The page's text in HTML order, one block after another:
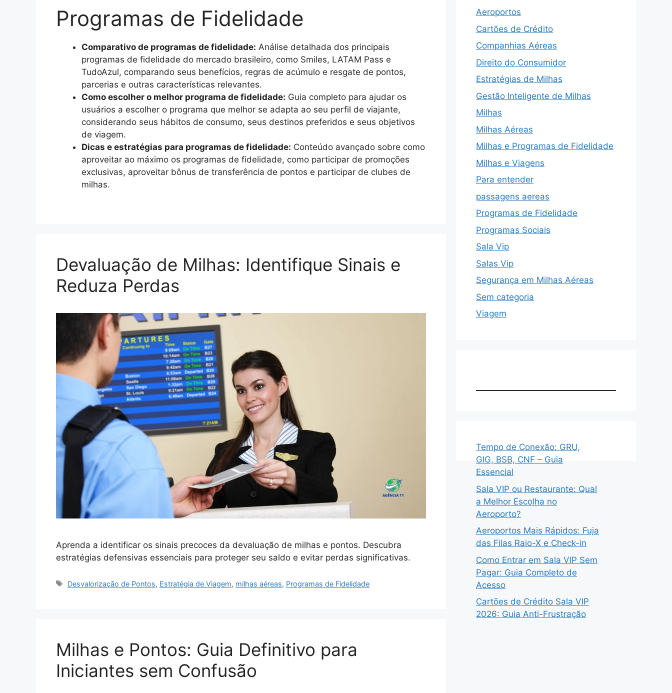
Programas de Fidelidade
Comparativo de programas de fidelidade: Análise detalhada dos principais
programas de fidelidade do mercado brasileiro, como Smiles, LATAM Pass e
TudoAzul, comparando seus benefícios, regras de acúmulo e resgate de pontos,
parcerias e outras características relevantes.
Como escolher o melhor programa de fidelidade: Guia completo para ajudar os
usuários a escolher o programa que melhor se adapta ao seu perfil de viajante,
considerando seus hábitos de consumo, seus destinos preferidos e seus objetivos
de viagem.
Dicas e estratégias para programas de fidelidade: Conteúdo avançado sobre como
aproveitar ao máximo os programas de fidelidade, como participar de promoções
exclusivas, aproveitar bônus de transferência de pontos e participar de clubes de
milhas.
Devaluação de Milhas: Identifique Sinais e
Reduza Perdas
Aprenda a identificar os sinais precoces da devaluação de milhas e pontos. Descubra
estratégias defensivas essenciais para proteger seu saldo e evitar perdas significativas.
Tags
Desvalorização de Pontos, Estratégia de Viagem, milhas aéreas, Programas de Fidelidade
Milhas e Pontos: Guia Definitivo para
Iniciantes sem Confusão
Aeroportos
Cartões de Crédito
Companhias Aéreas
Direito do Consumidor
Estratégias de Milhas
Gestão Inteligente de Milhas
Milhas
Milhas Aéreas
Milhas e Programas de Fidelidade
Milhas e Viagens
Para entender
passagens aereas
Programas de Fidelidade
Programas Sociais
Sala Vip
Salas Vip
Segurança em Milhas Aéreas
Sem categoria
Viagem
Tempo de Conexão: GRU,
GIG, BSB, CNF – Guia
Essencial
Sala VIP ou Restaurante: Qual
a Melhor Escolha no
Aeroporto?
Aeroportos Mais Rápidos: Fuja
das Filas Raio-X e Check-in
Como Entrar em Sala VIP Sem
Pagar: Guia Completo de
Acesso
Cartões de Crédito Sala VIP
2026: Guia Anti-Frustração